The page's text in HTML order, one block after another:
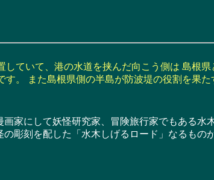
ていて、港の水道を挟んだ向こう側は 島根
。 また島根県側の半島が防波堤の役割を果
家にして妖怪研究家、冒険旅行家でもある水
彫刻を配した「水木しげるロード」なるもの